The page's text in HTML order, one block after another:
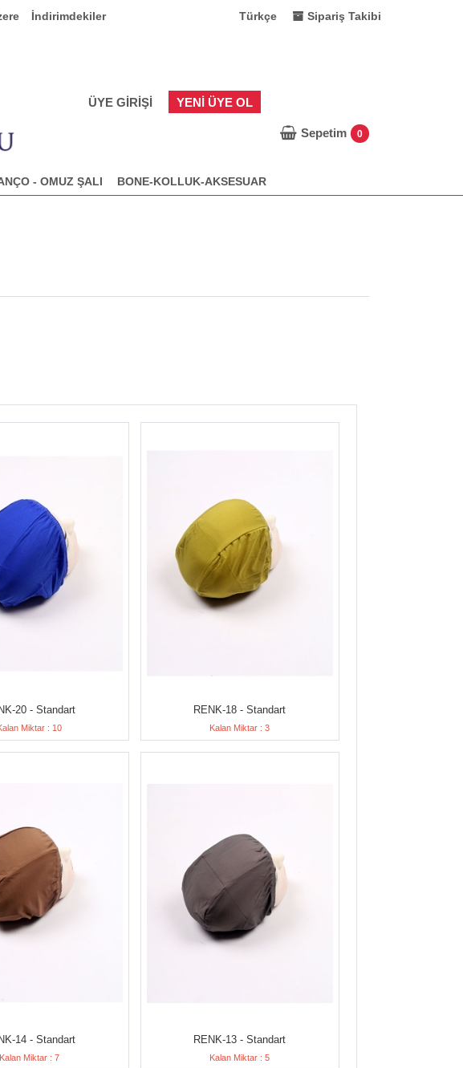
İndirimdekiler Sipariş Takibi
Türkçe
ÜYE GIRIŞI YENI ÜYE OL
Sepetim 0
- OMUZ ŞALI BONE-KOLLUK-AKSESUAR
20 - Standart
Miktar : 10
RENK-18 - Standart
Kalan Miktar : 3
14 - Standart
Kalan Miktar : 7
RENK-13 - Standart
Kalan Miktar : 5